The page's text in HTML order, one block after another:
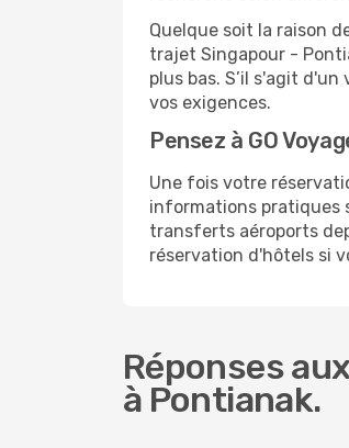
Quelque soit la raison
trajet Singapour -
plus bas. S’il s'agit
vos exigences.
Pensez à GO
Une fois votre
informations pratiques
transferts aéroports
réservation d'hôtels si
Réponses
à Pontianak.